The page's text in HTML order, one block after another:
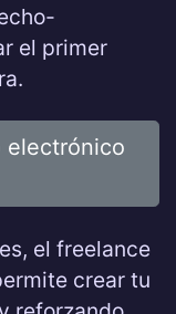
el primer
electrónico
el freelance
crear tu